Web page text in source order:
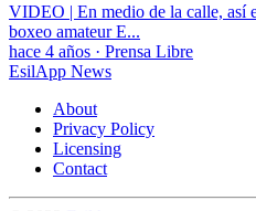
VIDEO | En medio de la calle, así
boxeo amateur E...
hace 4 años · Prensa Libre
EsilApp News
About
Privacy Policy
Licensing
Contact